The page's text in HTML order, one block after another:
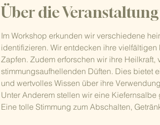
Über die Veranstaltung
Im Workshop erkunden wir verschiedene
identifizieren. Wir entdecken ihre
Zapfen. Zudem erforschen wir ihre
stimmungsaufhellenden Düften. Dies bietet
und wertvolles Wissen über ihre
Unter Anderem stellen wir eine
Eine tolle Stimmung zum Abschalten,